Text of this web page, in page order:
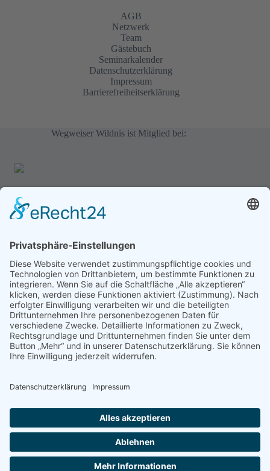
AGB
Netzwerk
Team
Gästebuch
Seminarkalender
Datenschutzerklärung
Impressum
Barrierefreiheitserklärung
Wegweiser Wildnis ist Mitglied bei:
Gästebuch
Wildnispädagogik 2, 2024/25 Ich bin gerade noch ganz
beseelt von...
zum Gästebuch
© Klara-Marie Schulke 2026